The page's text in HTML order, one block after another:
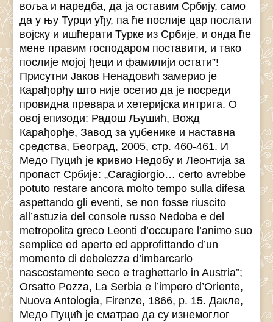
воља и наредба, да ја оставим Србију, само
да у њу Турци уђу, па ће послије цар послати
војску и ишћерати Турке из Србије, и онда ће
мене правим господаром поставити, и тако
послије мојој ђеци и фамилији остати”!
Присутни Јаков Ненадовић замерио је
Карађорђу што није осетио да је посреди
провидна превара и хетеријска интрига. О
овој епизоди: Радош Љушић, Вожд
Карађорђе, Завод за уџбенике и наставна
средства, Београд, 2005, стр. 460-461. И
Медо Пуцић је кривио Недобу и Леонтија за
пропаст Србије: „Caragiorgio… certo avrebbe
potuto restare ancora molto tempo sulla difesa
aspettando gli eventi, se non fosse riuscito
all’astuzia del console russo Nedoba e del
metropolita greco Leonti d’occupare l’animo suo
semplice ed aperto ed approfittando d’un
momento di debolezza d’imbarcarlo
nascostamente seco e traghettarlo in Austria”;
Orsatto Pozza, La Serbia e l’impero d’Oriente,
Nuova Antologia, Firenze, 1866, p. 15. Дакле,
Медо Пуцић је сматрао да су изнемоглог